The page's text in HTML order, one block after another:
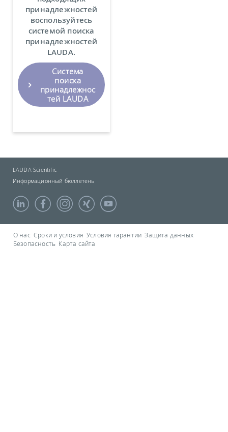
принадлежностей
воспользуйтесь
системой поиска
принадлежностей
LAUDA.
Система
поиска
принадлежнос
тей LAUDA
LAUDA Scientific
Информационный бюллетень
О нас Сроки и условия Условия гарантии Защита данных
Безопасность Карта сайта